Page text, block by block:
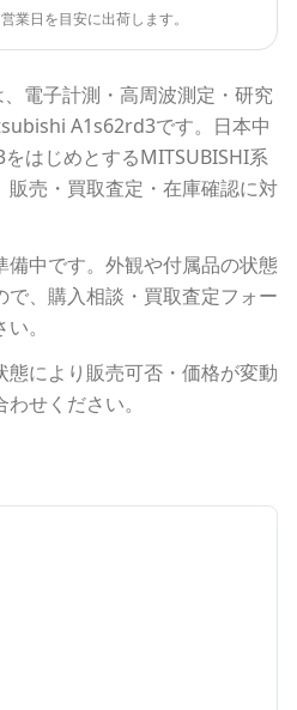
業日を目安に出荷します。
、電子計測・高周波測定・研究
A1s62rd3です。 日本中
をはじめとするMITSUBISHI系
売・買取査定・在庫確認に対
中です。外観や付属品の状態
、購入相談・買取査定フォー
。
により販売可否・価格が変動
せください。